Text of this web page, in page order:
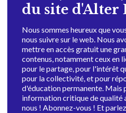
du site d'Alter
Nous sommes heureux que
nous suivre sur le web. Nous
mettre en accès gratuit une
contenus, notamment ceux en
pour le partage, pour l'intérêt
pour la collectivité, et pour
d'éducation permanente. Mais
information critique de qualité
nous ! Abonnez-vous ! Et